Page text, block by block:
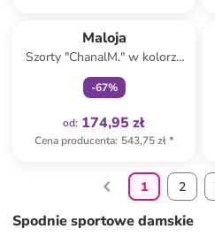
Maloja
Szorty "ChanalM." w kolorze
beżowo-czarnym do biegania
-67%
od: 174,95 zł
Cena producenta: 543,75 zł*
1 2
Spodnie sportowe damskie